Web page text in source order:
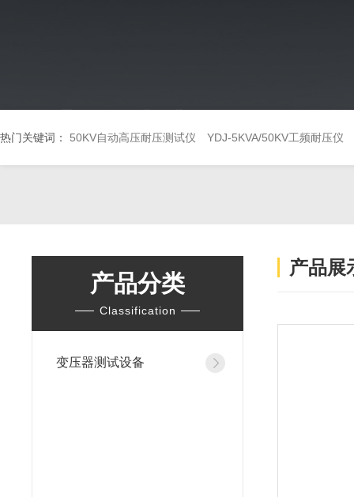
热门关键词： 50KV自动高压耐压测试仪 YDJ-5KVA/50KV工频耐压仪
产品分类
Classification
变压器测试设备
产品展